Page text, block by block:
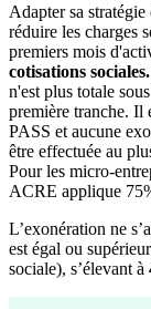
Adapter sa stratégie
réduire les charges
premiers mois
cotisations sociales.
n'est plus totale
première tranche. Il
PASS et aucune
être effectuée au
Pour les
ACRE applique
L’exonération ne
est égal ou
sociale), s’élevant à